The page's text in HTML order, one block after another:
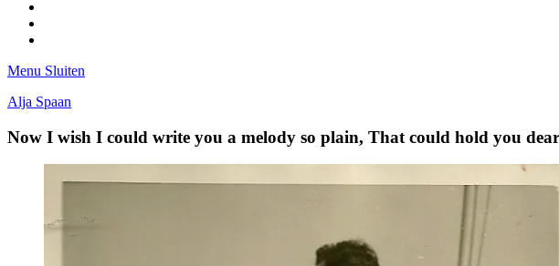
Menu Sluiten
Alja Spaan
Now I wish I could write you a melody so plain, That could hold you